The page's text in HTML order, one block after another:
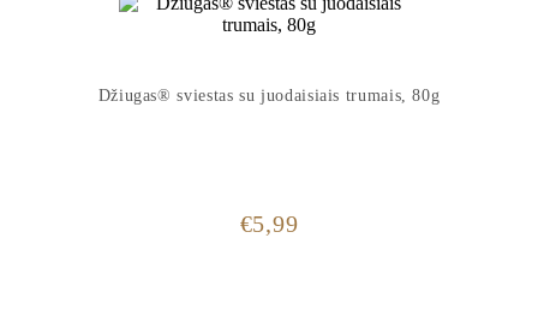
Džiugas® sviestas su juodaisiais trumais, 80g
€5,99